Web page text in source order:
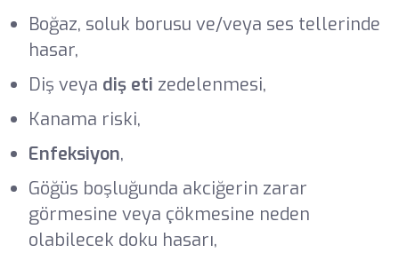
Boğaz, soluk borusu ve/veya ses tellerinde
hasar,
Diş veya diş eti zedelenmesi,
Kanama riski,
Enfeksiyon,
Göğüs boşluğunda akciğerin zarar
görmesine veya çökmesine neden
olabilecek doku hasarı,